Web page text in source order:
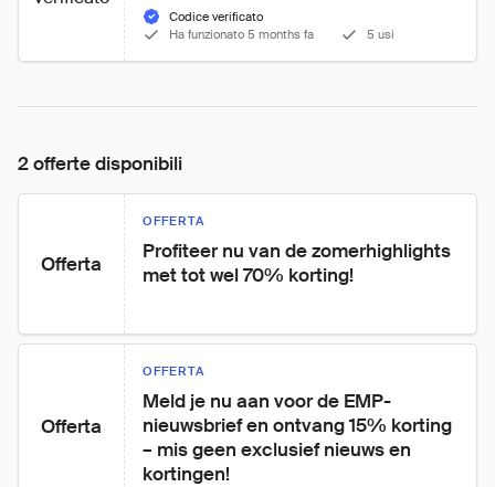
Codice verificato
Ha funzionato 5 months fa
5 usi
2 offerte disponibili
Offerta
OFFERTA
Profiteer nu van de zomerhighlights
met tot wel 70% korting!
Offerta
OFFERTA
Meld je nu aan voor de EMP-
nieuwsbrief en ontvang 15% korting
– mis geen exclusief nieuws en
kortingen!